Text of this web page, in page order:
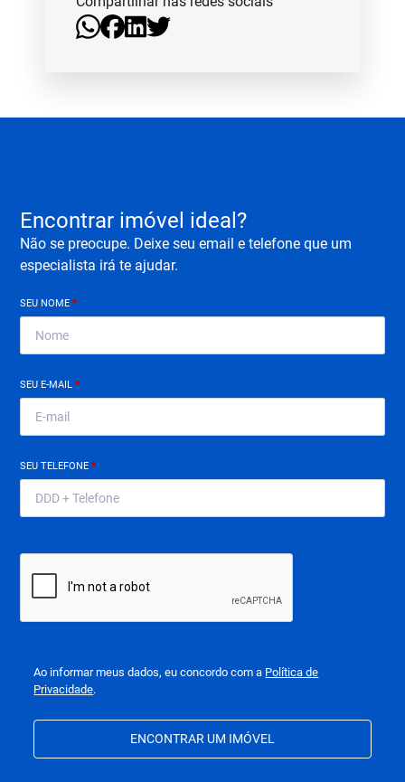
Encontrar imóvel ideal?
Não se preocupe. Deixe seu email e telefone que um
especialista irá te ajudar.
SEU NOME*
SEU E-MAIL*
SEU TELEFONE*
Ao informar meus dados, eu concordo com a Política de
Privacidade.
ENCONTRAR UM IMÓVEL